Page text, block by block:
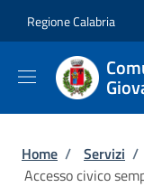
Regione Calabria
Briciole
Home / Servizi /
Accesso civico